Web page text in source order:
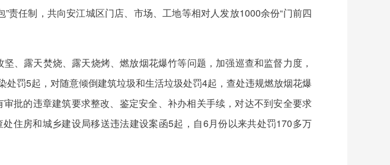
任制，共向安江城区门店、市场、工地等相对人发放1000余份“门前四
、露天焚烧、露天烧烤、燃放烟花爆竹等问题，加强巡查和监督力度，
罚5起，对随意倾倒建筑垃圾和生活垃圾处罚4起，查处违规燃放烟花爆
批的违章建筑要求整改、鉴定安全、补办相关手续，对达不到安全要求
住房和城乡建设局移送违法建设案函5起，自6月份以来共处罚170多万